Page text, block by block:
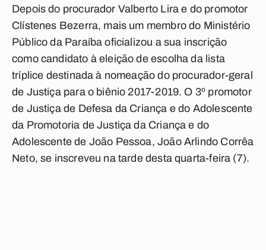
Depois do procurador Valberto Lira e do promotor
Clístenes Bezerra, mais um membro do Ministério
Público da Paraíba oficializou a sua inscrição
como candidato à eleição de escolha da lista
tríplice destinada à nomeação do procurador-geral
de Justiça para o biênio 2017-2019. O 3º promotor
de Justiça de Defesa da Criança e do Adolescente
da Promotoria de Justiça da Criança e do
Adolescente de João Pessoa, João Arlindo Corrêa
Neto, se inscreveu na tarde desta quarta-feira (7).